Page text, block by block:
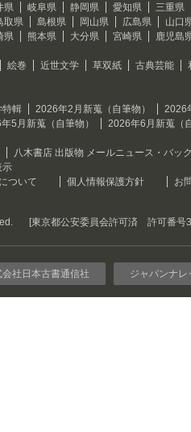
県 岐阜県 静岡県 愛知県
三重県
取県 島根県 岡山県 広島県
山口
県 熊本県 大分県 宮崎県
鹿児島
絵巻 近世文学 草双紙 古典芸能
特輯 2026年2月新蒐（自筆物）
2026
5月新蒐（自筆物）
2026年6月新蒐（
八木書店 出版物 メールニュース・バッ
示
ついて
個人情報保護方針
お
[東京都公安委員会許可済 許可番号
会社日本古書通信社 ジャパンナレ